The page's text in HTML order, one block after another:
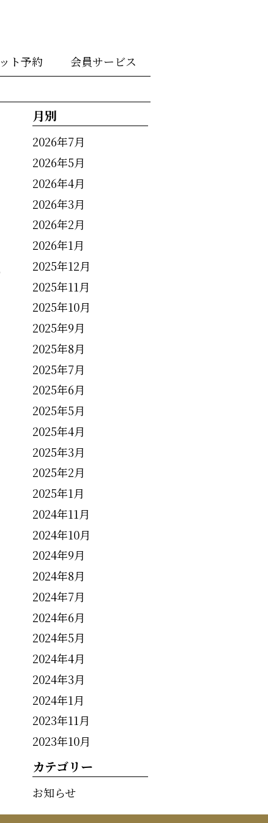
ト予約 会員サービス
月別
2026年7月
2026年5月
2026年4月
2026年3月
2026年2月
2026年1月
2025年12月
2025年11月
2025年10月
2025年9月
2025年8月
2025年7月
2025年6月
2025年5月
2025年4月
2025年3月
2025年2月
2025年1月
2024年11月
2024年10月
2024年9月
2024年8月
2024年7月
2024年6月
2024年5月
2024年4月
2024年3月
2024年1月
2023年11月
2023年10月
カテゴリー
お知らせ